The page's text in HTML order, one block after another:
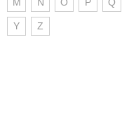
Y Z